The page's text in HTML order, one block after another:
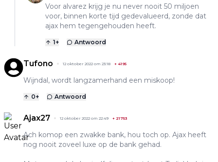
Voor alvarez krijg je nu never nooit 50 miljoen
voor, binnen korte tijd gedevalueerd, zonde dat
ajax hem tegengehouden heeft.
1+ Antwoord
Tufono 12 oktober 2022 om 23:18 + 4195
Wijndal, wordt langzamerhand een miskoop!
0+ Antwoord
Ajax27 12 oktober 2022 om 22:49 + 21753
Ach komop een zwakke bank, hou toch op. Ajax heeft
nog nooit zoveel luxe op de bank gehad.